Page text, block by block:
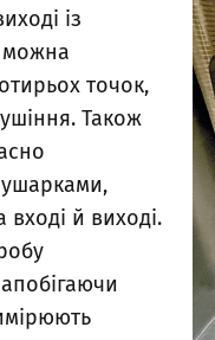
із
можна
точок,
Також
й виході.